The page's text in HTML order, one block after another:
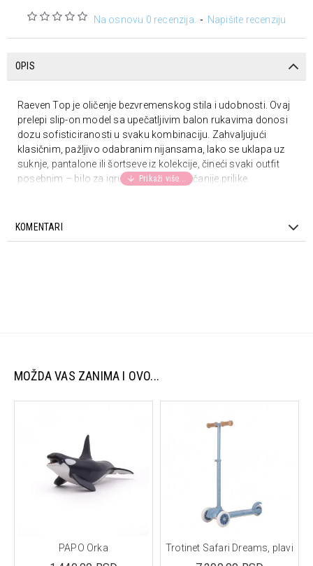
Na osnovu 0 recenzija. - Napišite recenziju
OPIS
Raeven Top je oličenje bezvremenskog stila i udobnosti. Ovaj
prelepi slip-on model sa upečatljivim balon rukavima donosi
dozu sofisticiranosti u svaku kombinaciju. Zahvaljujući
klasičnim, pažljivo odabranim nijansama, lako se uklapa uz
suknje, pantalone ili šortseve iz kolekcije, čineći svaki outfit
posebnim – bilo za igru, druženje ili svečanije prilike.
koži tokom celog dana.
ekološki prihvatljiv.
Dizajniran da se lako kombinuje sa
ostatkom kolekcije.
Održavanje:Preporučuje se mašinsko pranje na blagim
programima (prema uputstvu na etiketi). Izbegavajte
agresivna sredstva kako bi organski pamuk ostao mekan i
KOMENTARI
MOŽDA VAS ZANIMA I OVO...
PAPO Orka Trotinet Safari Dreams, plavi